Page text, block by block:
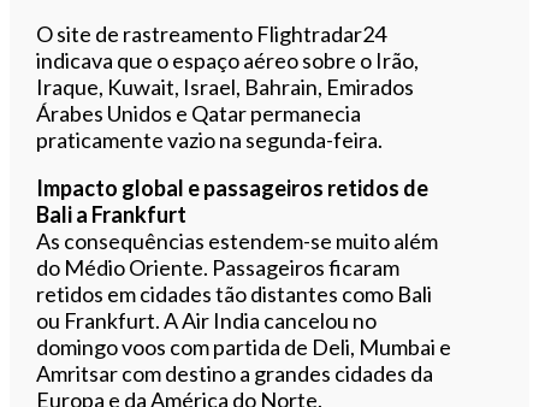
O site de rastreamento Flightradar24
indicava que o espaço aéreo sobre o Irão,
Iraque, Kuwait, Israel, Bahrain, Emirados
Árabes Unidos e Qatar permanecia
praticamente vazio na segunda-feira.
Impacto global e passageiros retidos de
Bali a Frankfurt
As consequências estendem-se muito além
do Médio Oriente. Passageiros ficaram
retidos em cidades tão distantes como Bali
ou Frankfurt. A Air India cancelou no
domingo voos com partida de Deli, Mumbai e
Amritsar com destino a grandes cidades da
Europa e da América do Norte.